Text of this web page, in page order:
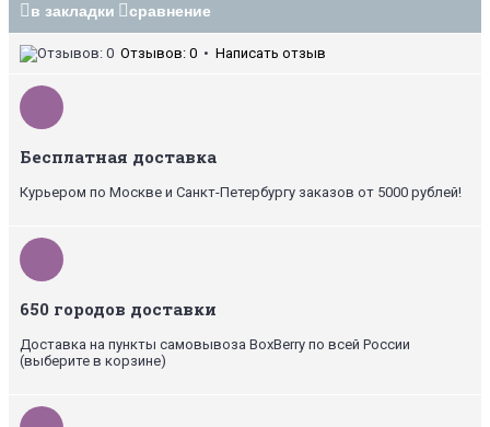
в закладки сравнение
Отзывов: 0 • Написать отзыв
Бесплатная доставка
Курьером по Москве и Санкт-Петербургу заказов от 5000 рублей!
650 городов доставки
Доставка на пункты самовывоза BoxBerry по всей России
(выберите в корзине)